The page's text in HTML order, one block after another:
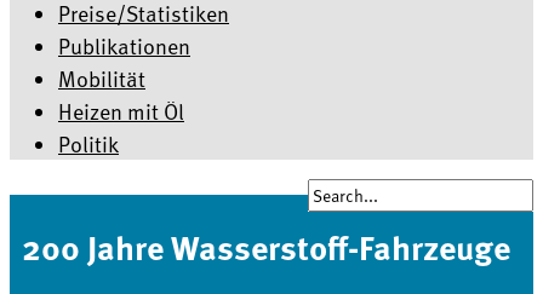
Preise/Statistiken
Publikationen
Mobilität
Heizen mit Öl
Politik
200 Jahre Wasserstoff-Fahrzeuge